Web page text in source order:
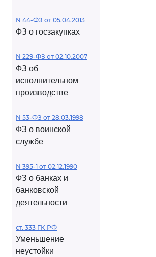
N 44-ФЗ от 05.04.2013
ФЗ о госзакупках
N 229-ФЗ от 02.10.2007
ФЗ об
исполнительном
производстве
N 53-ФЗ от 28.03.1998
ФЗ о воинской
службе
N 395-1 от 02.12.1990
ФЗ о банках и
банковской
деятельности
ст. 333 ГК РФ
Уменьшение
неустойки